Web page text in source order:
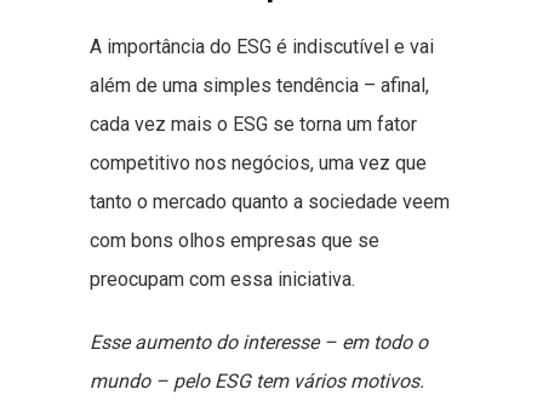
A importância do ESG é indiscutível e vai
além de uma simples tendência – afinal,
cada vez mais o ESG se torna um fator
competitivo nos negócios, uma vez que
tanto o mercado quanto a sociedade veem
com bons olhos empresas que se
preocupam com essa iniciativa.
Esse aumento do interesse – em todo o
mundo – pelo ESG tem vários motivos.